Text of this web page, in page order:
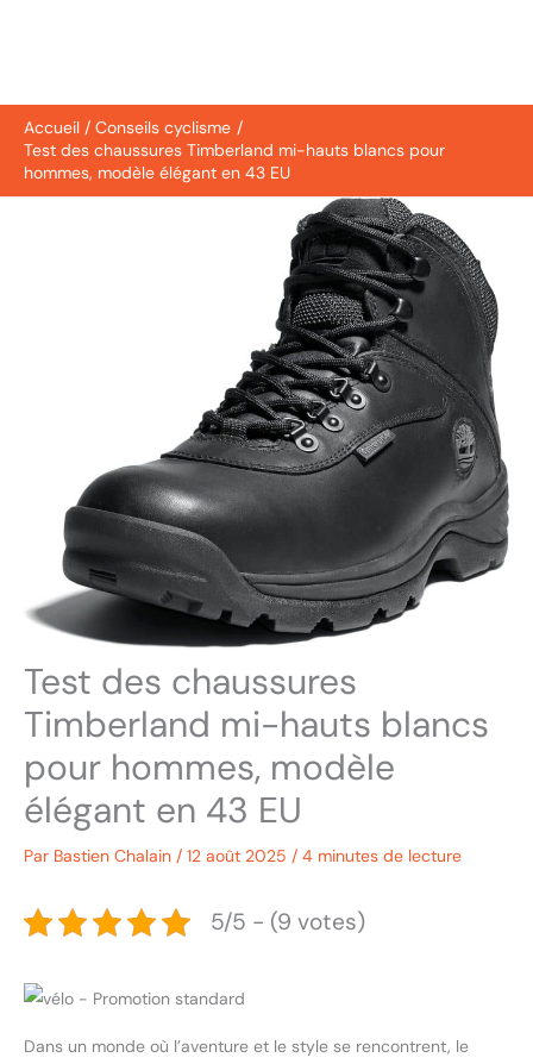
Accueil
Conseils cyclisme
Test des chaussures Timberland mi-hauts blancs pour
hommes, modèle élégant en 43 EU
Test des chaussures
Timberland mi-hauts blancs
pour hommes, modèle
élégant en 43 EU
Par Bastien Chalain / 12 août 2025 / 4 minutes de lecture
5/5 - (9 votes)
Dans un monde où l’aventure et le style se rencontrent, le